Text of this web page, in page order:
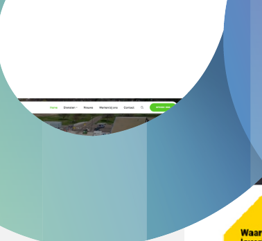
hebben wij een volledige redesign
website is sneller,
en overzichtelijk opgebouwd, met
Ook de mobiele versie is volledig
een vlotte gebruikerservaring.